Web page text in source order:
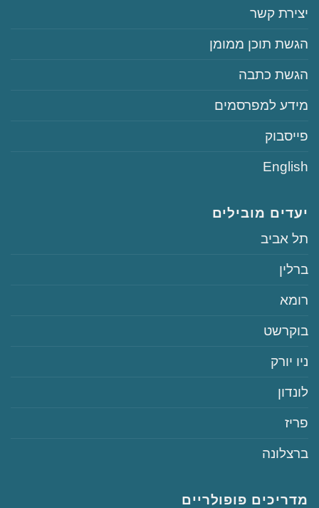
‏יצירת קשר
‏הגשת תוכן ממומן
‏הגשת כתבה
‏‏מידע למפרסמים
‏פייסבוק
English
יעדים מובילים
‏תל אביב
‏ברלין
‏רומא
‏בוקרשט
‏ניו יורק
‏לונדון
‏פריז
‏ברצלונה
מדריכים פופולריים